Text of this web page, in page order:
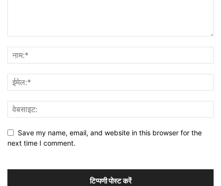
Save my name, email, and website in this browser for the
next time I comment.